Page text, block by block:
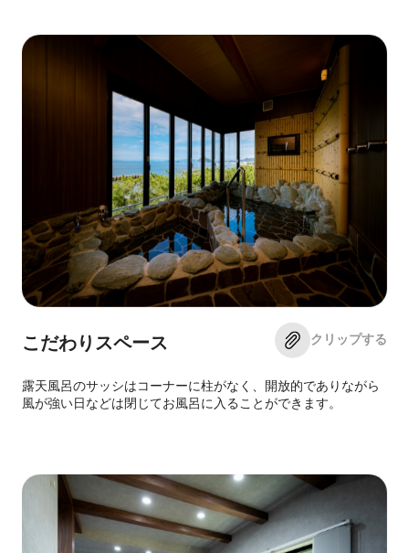
こだわりスペース
露天風呂のサッシはコーナーに柱がなく、開放的でありながら
風が強い日などは閉じてお風呂に入ることができます。
クリップする